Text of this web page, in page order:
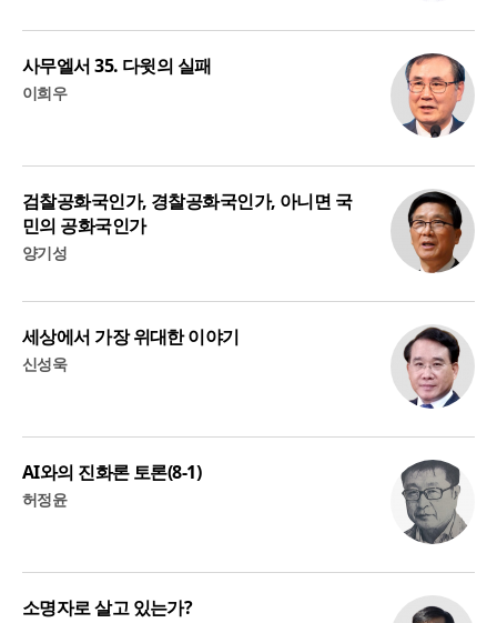
사무엘서 35. 다윗의 실패
이희우
검찰공화국인가, 경찰공화국인가, 아니면 국
민의 공화국인가
양기성
세상에서 가장 위대한 이야기
신성욱
AI와의 진화론 토론(8-1)
허정윤
소명자로 살고 있는가?